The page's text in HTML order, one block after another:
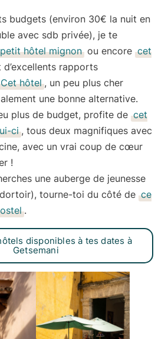
budgets (environ 30€ la nuit en
avec sdb privée), je te
hôtel mignon ou encore cet
d’excellents rapports
Cet hôtel , un peu plus cher
une bonne alternative.
plus de budget, profite de cet
ci , tous deux magnifiques avec
avec un vrai coup de cœur
!
une auberge de jeunesse
tourne-toi du côté de ce
.
disponibles à tes dates à
Getsemani